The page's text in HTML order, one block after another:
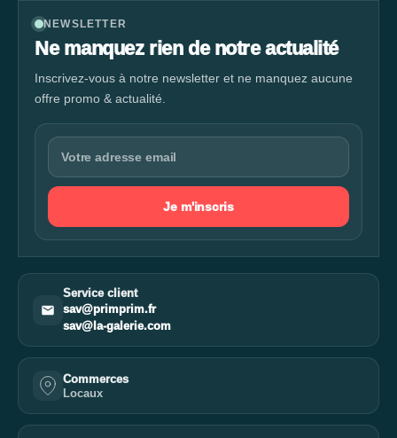
NEWSLETTER
Ne manquez rien de notre actualité
Inscrivez-vous à notre newsletter et ne manquez aucune
offre promo & actualité.
Je m'inscris
Service client
sav@primprim.fr
sav@la-galerie.com
Commerces
Locaux